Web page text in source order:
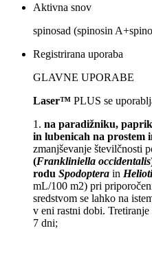
Aktivna snov
spinosad (spinosin
Registrirana uporaba
GLAVNE UPORABE
Laser™ PLUS se
1. na paradižniku,
in lubenicah na prostem
zmanjševanje številčnosti
(Frankliniella occidentalis
rodu Spodoptera in
mL/100 m2) pri
sredstvom se lahko na
v eni rastni dobi. Tretiranje
7 dni;